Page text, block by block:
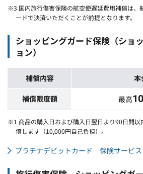
※3 国内旅行傷害保険の航空便遅延費用補償は、
ードで決済いただくことが前提となります。
ショッピングガード保険（ショ
ョン）
補償内容 本
補償限度額 最高
※1 商品の購入日および購入日翌日より90日間以
償します（10,000円自己負担）。
プラチナデビットカード 保険サービス